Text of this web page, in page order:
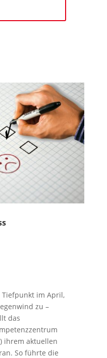
im April,
zu –
das
ihrem aktuellen
So führte die